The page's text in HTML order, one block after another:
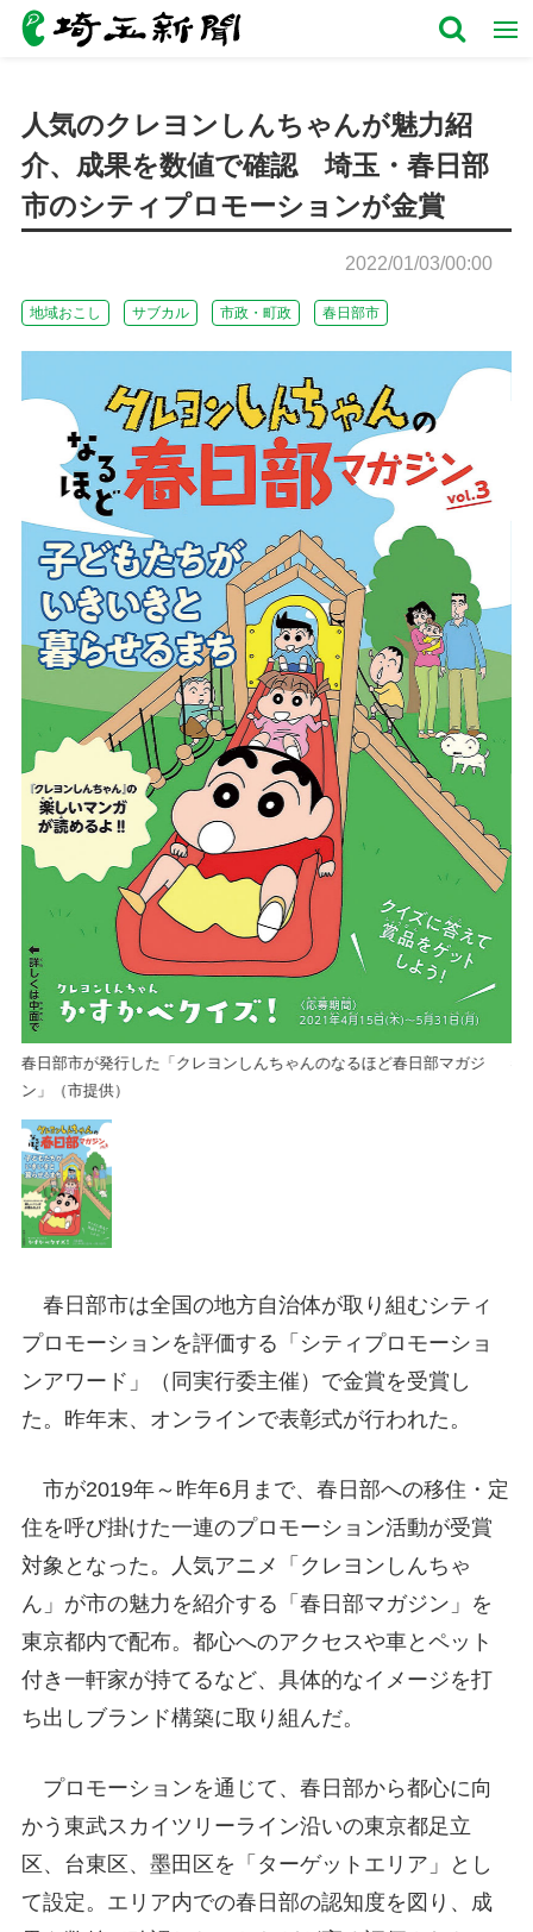
人気のクレヨンしんちゃんが魅力紹
介、成果を数値で確認 埼玉・春日部
市のシティプロモーションが金賞
2022/01/03/00:00
地域おこし サブカル 市政・町政 春日部市
春日部市が発行した「クレヨンしんちゃんのなるほど春日部マガジ
ン」（市提供）
春日部市は全国の地方自治体が取り組むシティ
プロモーションを評価する「シティプロモーショ
ンアワード」（同実行委主催）で金賞を受賞し
た。昨年末、オンラインで表彰式が行われた。
市が2019年～昨年6月まで、春日部への移住・定
住を呼び掛けた一連のプロモーション活動が受賞
対象となった。人気アニメ「クレヨンしんちゃ
ん」が市の魅力を紹介する「春日部マガジン」を
東京都内で配布。都心へのアクセスや車とペット
付き一軒家が持てるなど、具体的なイメージを打
ち出しブランド構築に取り組んだ。
プロモーションを通じて、春日部から都心に向
かう東武スカイツリーライン沿いの東京都足立
区、台東区、墨田区を「ターゲットエリア」とし
て設定。エリア内での春日部の認知度を図り、成